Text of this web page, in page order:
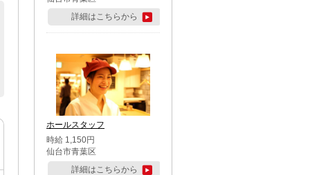
詳細はこちらから
ホールスタッフ
時給 1,150円
仙台市青葉区
詳細はこちらから